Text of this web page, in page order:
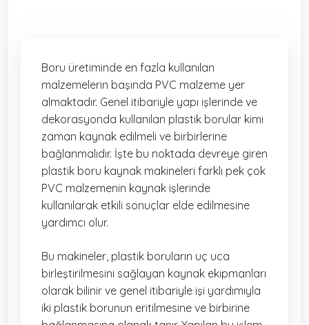
Boru üretiminde en fazla kullanılan
malzemelerin başında PVC malzeme yer
almaktadır. Genel itibariyle yapı işlerinde ve
dekorasyonda kullanılan plastik borular kimi
zaman kaynak edilmeli ve birbirlerine
bağlanmalıdır. İşte bu noktada devreye giren
plastik boru kaynak makineleri farklı pek çok
PVC malzemenin kaynak işlerinde
kullanılarak etkili sonuçlar elde edilmesine
yardımcı olur.
Bu makineler, plastik boruların uç uca
birleştirilmesini sağlayan kaynak ekipmanları
olarak bilinir ve genel itibariyle işi yardımıyla
iki plastik borunun eritilmesine ve birbirine